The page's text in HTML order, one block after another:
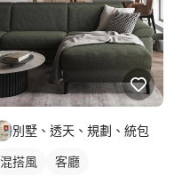
別墅、透天、規劃、統包
混搭風 客廳